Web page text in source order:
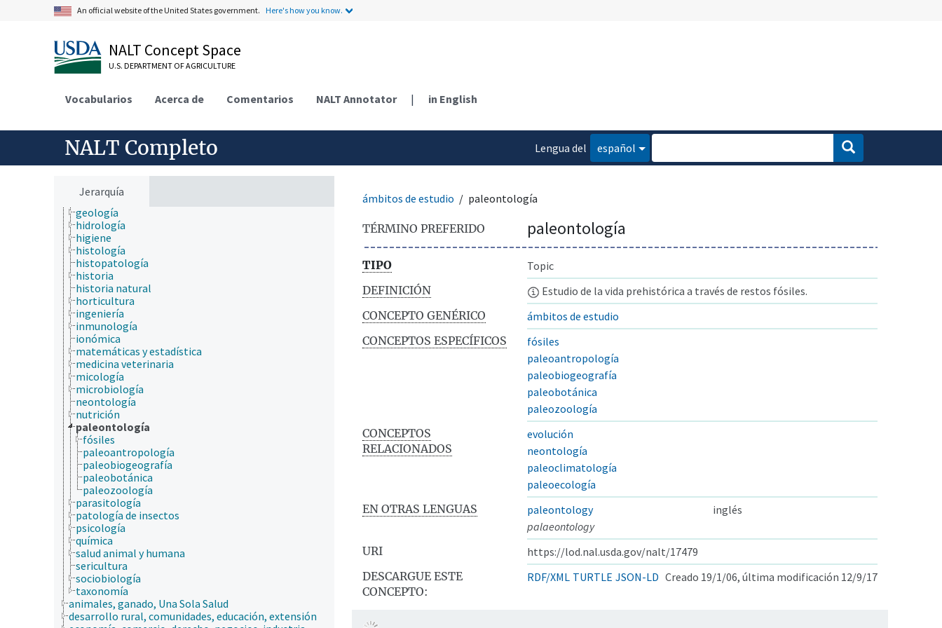
An official website of the United States government. Here's how you know.
NALT Concept Space
U.S. DEPARTMENT OF AGRICULTURE
Vocabularios Acerca de Comentarios NALT Annotator | in English
NALT Completo
Lengua del
español
Jerarquía
cultura y humanidades
economía
educación
embriología
epidemiología
fisiología
genética
geografía
geología
hidrología
higiene
histología
histopatología
historia
historia natural
horticultura
ingeniería
inmunología
ionómica
matemáticas y estadística
medicina veterinaria
micología
microbiología
neontología
nutrición
paleontología
fósiles
paleoantropología
paleobiogeografía
paleobotánica
paleozoología
parasitología
patología de insectos
psicología
química
salud animal y humana
sericultura
sociobiología
taxonomía
animales, ganado, Una Sola Salud
desarrollo rural, comunidades, educación, extensión
ámbitos de estudio paleontología
TÉRMINO PREFERIDO paleontología
TIPO
Topic
DEFINICIÓN
Estudio de la vida prehistórica a través de restos fósiles.
CONCEPTO GENÉRICO
ámbitos de estudio
CONCEPTOS ESPECÍFICOS
fósiles
paleoantropología
paleobiogeografía
paleobotánica
paleozoología
CONCEPTOS
RELACIONADOS
evolución
neontología
paleoclimatología
paleoecología
EN OTRAS LENGUAS
paleontology
inglés
palaeontology
URI
https://lod.nal.usda.gov/nalt/17479
DESCARGUE ESTE
CONCEPTO:
RDF/XML TURTLE JSON-LD Creado 19/1/06, última modificación 12/9/17